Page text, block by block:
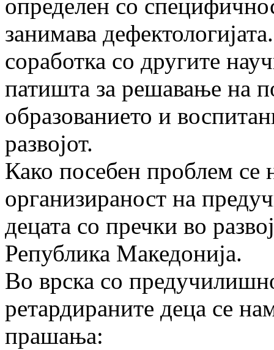
определен со
занимава
соработка со другите
патишта за решавање на
образованието и
развојот.
Како посебен проблем се
организираност на
децата со пречки во
Република Македонија.
Во врска со
ретардираните деца се
прашања: